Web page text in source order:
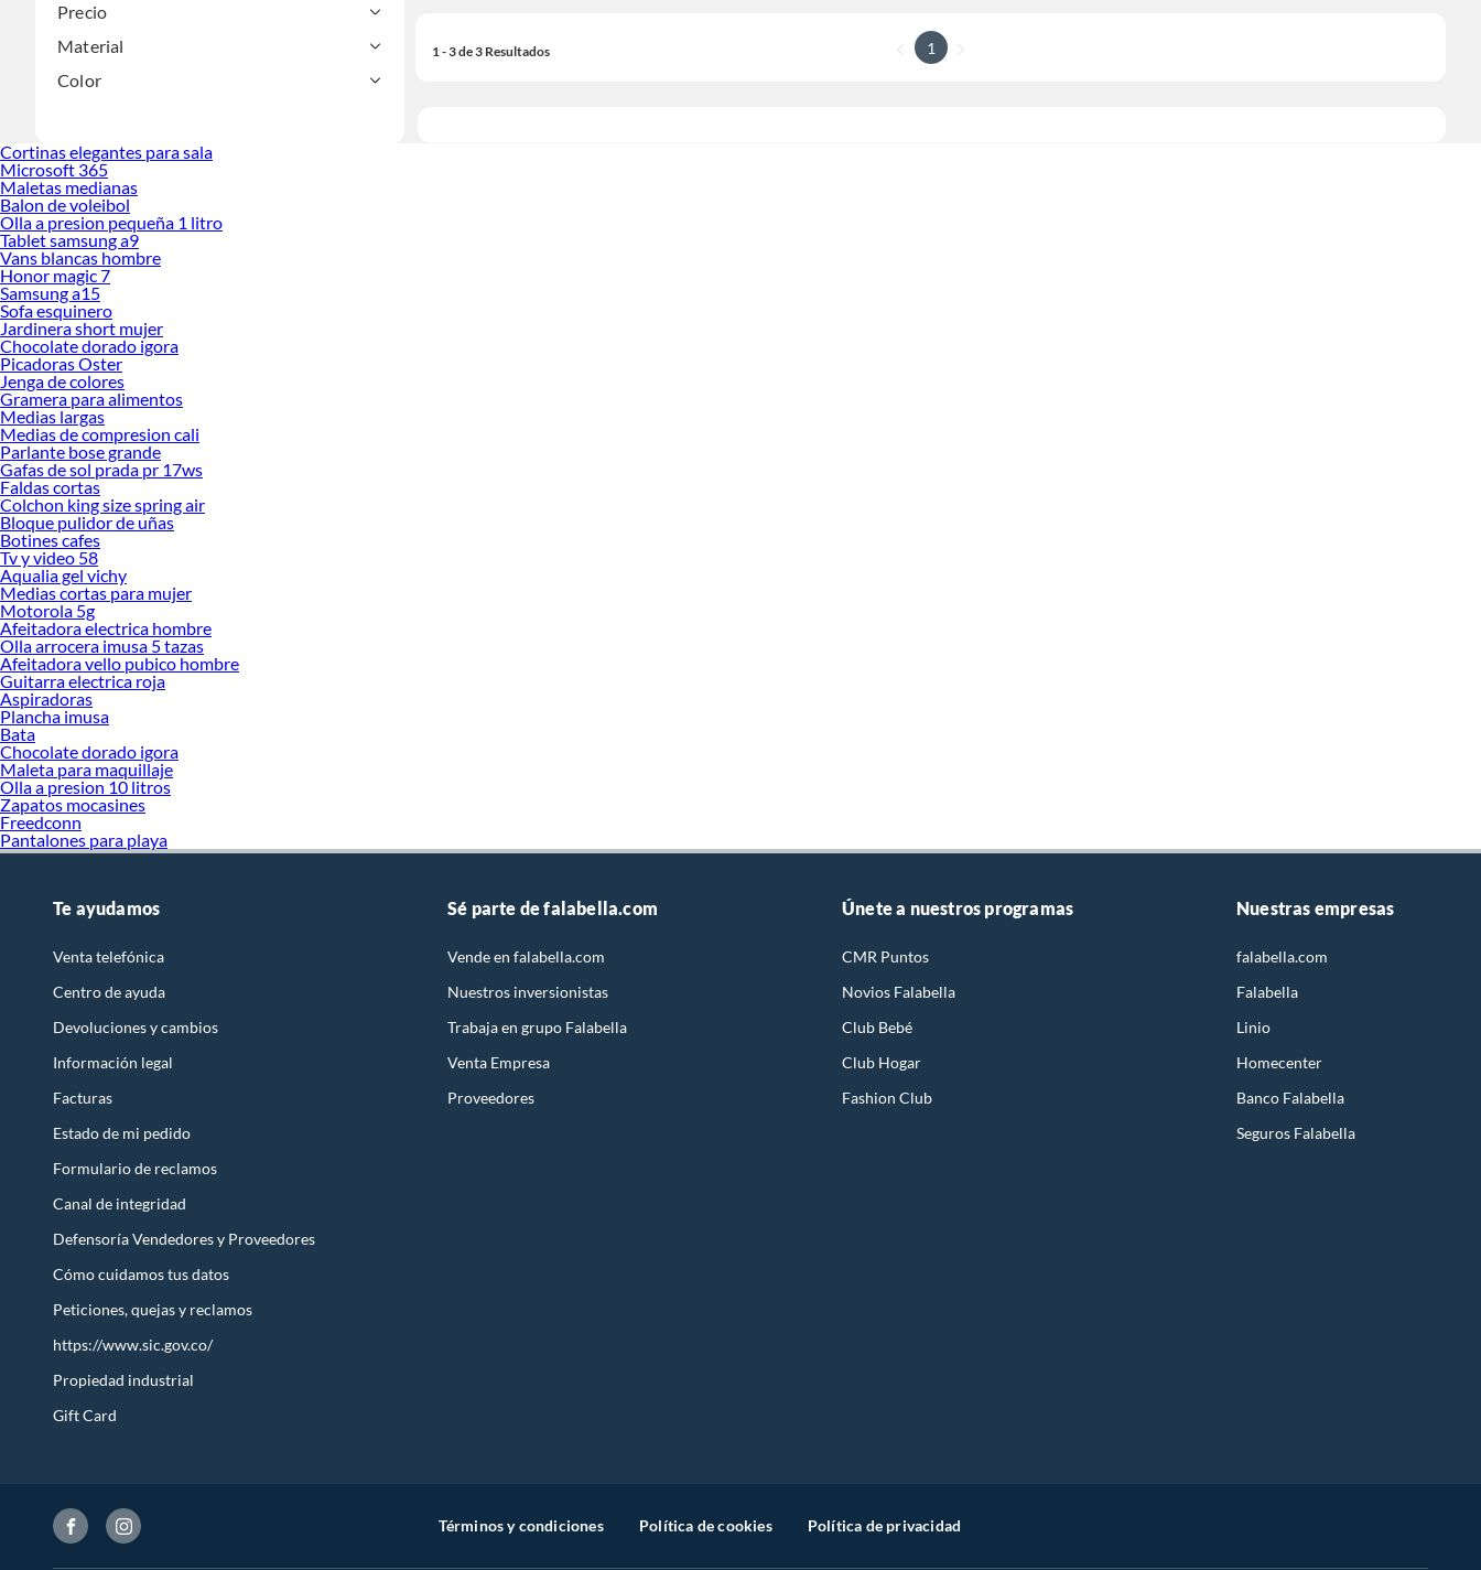
Precio
Material
Color
1 - 3 de 3 Resultados 1
Cortinas elegantes para sala
Microsoft 365
Maletas medianas
Balon de voleibol
Olla a presion pequeña 1 litro
Tablet samsung a9
Vans blancas hombre
Honor magic 7
Samsung a15
Sofa esquinero
Jardinera short mujer
Chocolate dorado igora
Picadoras Oster
Jenga de colores
Gramera para alimentos
Medias largas
Medias de compresion cali
Parlante bose grande
Gafas de sol prada pr 17ws
Faldas cortas
Colchon king size spring air
Bloque pulidor de uñas
Botines cafes
Tv y video 58
Aqualia gel vichy
Medias cortas para mujer
Motorola 5g
Afeitadora electrica hombre
Olla arrocera imusa 5 tazas
Afeitadora vello pubico hombre
Guitarra electrica roja
Aspiradoras
Plancha imusa
Bata
Chocolate dorado igora
Maleta para maquillaje
Olla a presion 10 litros
Zapatos mocasines
Freedconn
Pantalones para playa
Te ayudamos
Venta telefónica
Centro de ayuda
Devoluciones y cambios
Información legal
Facturas
Estado de mi pedido
Formulario de reclamos
Canal de integridad
Defensoría Vendedores y Proveedores
Cómo cuidamos tus datos
Peticiones, quejas y reclamos
https://www.sic.gov.co/
Propiedad industrial
Gift Card
Sé parte de falabella.com
Vende en falabella.com
Nuestros inversionistas
Trabaja en grupo Falabella
Venta Empresa
Proveedores
Únete a nuestros programas
CMR Puntos
Novios Falabella
Club Bebé
Club Hogar
Fashion Club
Nuestras empresas
falabella.com
Falabella
Linio
Homecenter
Banco Falabella
Seguros Falabella
Términos y condiciones Política de cookies Política de privacidad